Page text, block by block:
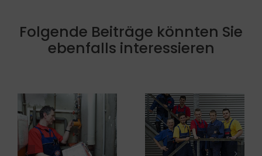
Folgende Beiträge könnten Sie
ebenfalls interessieren